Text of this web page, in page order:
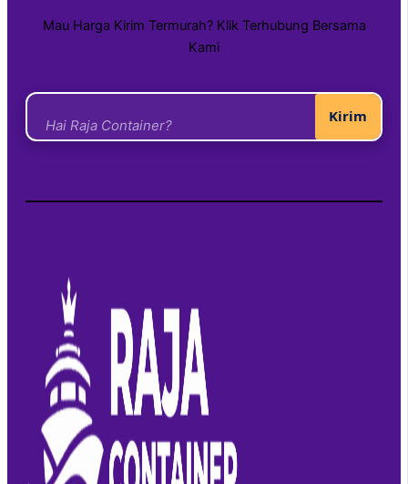
Mau Harga Kirim Termurah? Klik Terhubung Bersama
Kami
Kirim